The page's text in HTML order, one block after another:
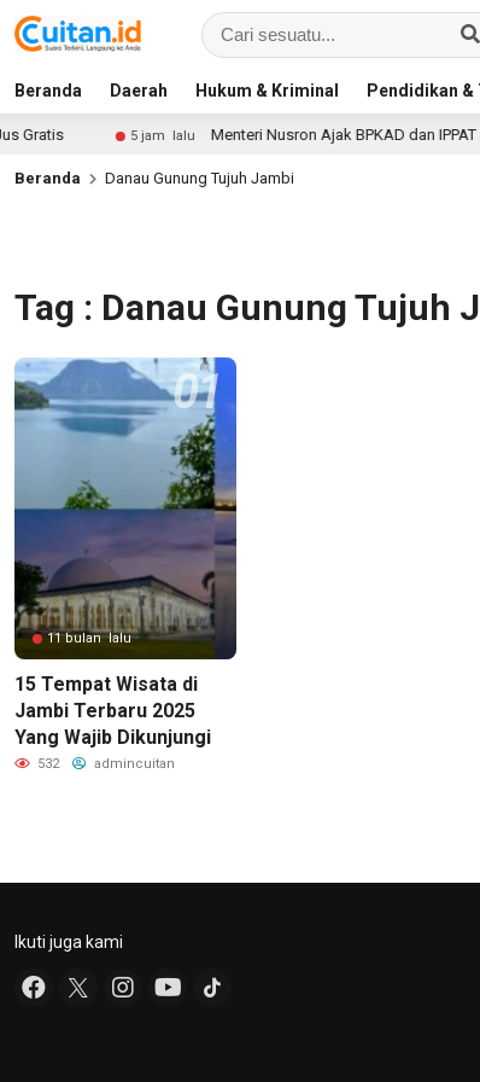
Beranda Daerah Hukum & Kriminal Pendidikan
5 jam lalu Menteri Nusron Ajak BPKAD dan IPPAT
Beranda Danau Gunung Tujuh Jambi
Tag : Danau Gunung Tujuh
11 bulan lalu
15 Tempat Wisata di
Jambi Terbaru 2025
Yang Wajib Dikunjungi
532 admincuitan
Ikuti juga kami